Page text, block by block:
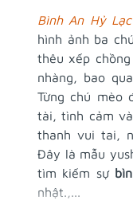
Bình An Hỷ Lạc
hình ảnh ba
thêu xếp
nhàng, bao
Từng chú mèo
tài, tình cảm
thanh vui tai,
Đây là mẫu
tìm kiếm sự
nhật.,...